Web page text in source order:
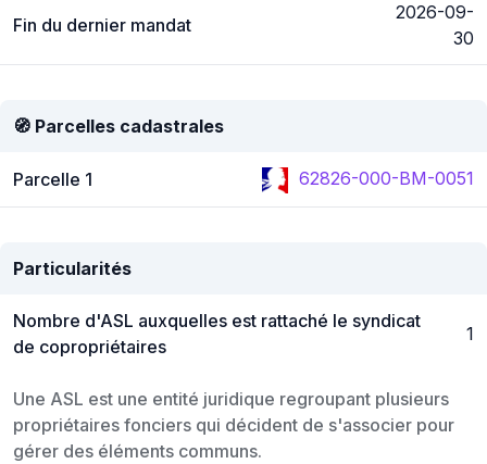
Fin du dernier mandat
2026-09-
30
🧭 Parcelles cadastrales
Parcelle 1 62826-000-BM-0051
Particularités
Nombre d'ASL auxquelles est rattaché le syndicat
de copropriétaires
1
Une ASL est une entité juridique regroupant plusieurs
propriétaires fonciers qui décident de s'associer pour
gérer des éléments communs.